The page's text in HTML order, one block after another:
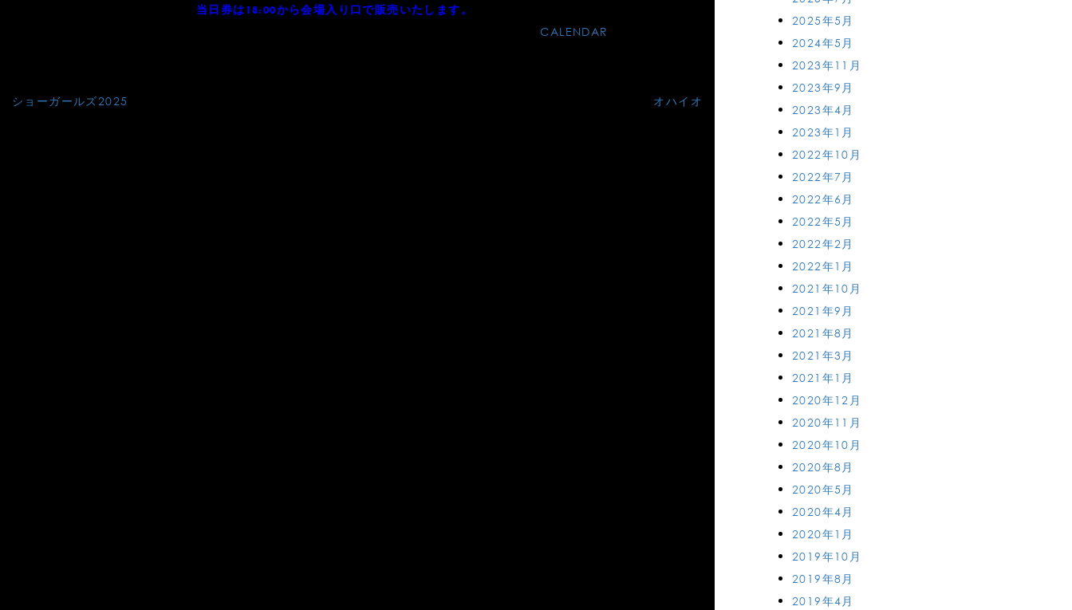
当日券は18:00から会場入り口で販売いたします。
駅南口直結のル・シーニュ5階府中プラッツ内「バルトホール」です。当日券¥4,500 詳細は⇒CALENDAR
投
ショーガールズ2025 オハイオ
2025年5月
2024年5月
2023年11月
2023年9月
2023年4月
2023年1月
2022年10月
2022年7月
2022年6月
2022年5月
2022年2月
2022年1月
2021年10月
2021年9月
2021年8月
2021年3月
2021年1月
2020年12月
2020年11月
2020年10月
2020年8月
2020年5月
2020年4月
2020年1月
2019年10月
2019年8月
2019年4月